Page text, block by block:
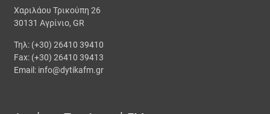
Χαριλάου Τρικούπη 26
30131 Αγρίνιο, GR
Τηλ: (+30) 26410 39410
Fax: (+30) 26410 39413
Email: info@dytikafm.gr